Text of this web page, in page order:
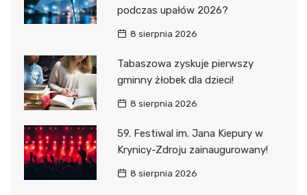
podczas upałów 2026?
8 sierpnia 2026
Tabaszowa zyskuje pierwszy
gminny żłobek dla dzieci!
8 sierpnia 2026
59. Festiwal im. Jana Kiepury w
Krynicy-Zdroju zainaugurowany!
8 sierpnia 2026